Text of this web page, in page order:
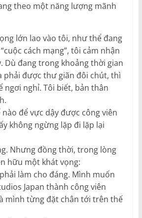
theo một năng lượng mãnh
lớn lao vào tôi, như thể đang
cách mạng”, tôi cảm nhận
Dù đang trong khoảng thời gian
phải được thư giãn đôi chút, thì
ngơi nghỉ. Tôi biết, bản thân
nào để vực dậy được công viên
không ngừng lặp đi lặp lại
Nhưng đồng thời, trong lòng
hữu một khát vọng:
làm cho đáng. Mình muốn
Japan thành công viên
mình từng đặt chân tới trên thế